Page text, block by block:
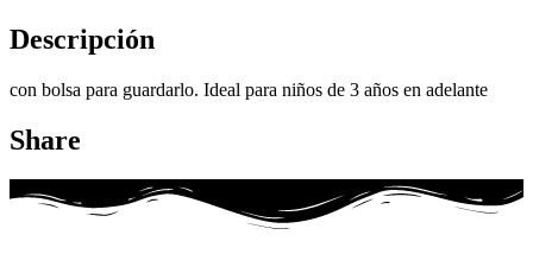
Descripción
con bolsa para guardarlo. Ideal para niños de 3 años en adelante
Share